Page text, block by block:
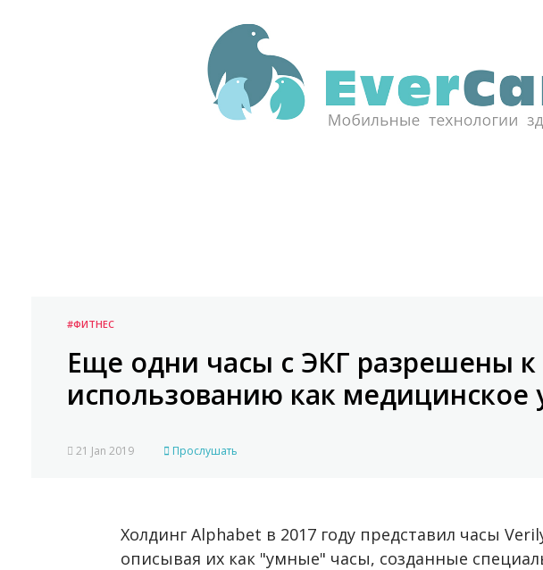
#ФИТНЕС
Еще одни часы с ЭКГ разрешены к
использованию как медицинское
21 Jan 2019 Прослушать
Холдинг Alphabet в 2017 году представил часы
описывая их как "умные" часы, созданные